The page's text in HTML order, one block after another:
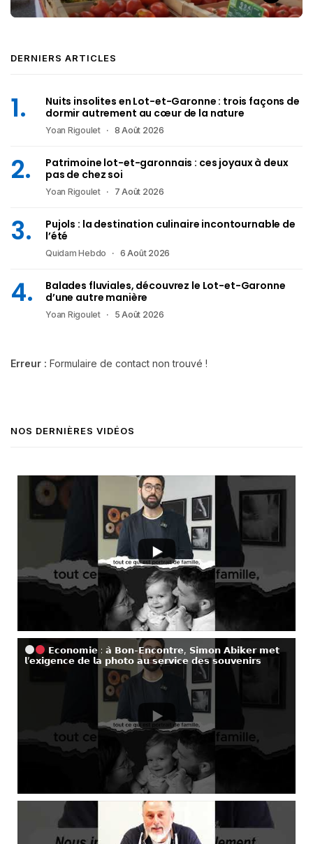
DERNIERS ARTICLES
Nuits insolites en Lot-et-Garonne : trois façons de
dormir autrement au cœur de la nature
Yoan Rigoulet 8 Août 2026
Patrimoine lot-et-garonnais : ces joyaux à deux
pas de chez soi
Yoan Rigoulet 7 Août 2026
Pujols : la destination culinaire incontournable de
l’été
Quidam Hebdo 6 Août 2026
Balades fluviales, découvrez le Lot-et-Garonne
d’une autre manière
Yoan Rigoulet 5 Août 2026
Erreur : Formulaire de contact non trouvé !
NOS DERNIÈRES VIDÉOS
𝗘𝗰𝗼𝗻𝗼𝗺𝗶𝗲 : 𝗮̀ 𝗕𝗼𝗻-𝗘𝗻𝗰𝗼𝗻𝘁𝗿𝗲, 𝗦𝗶𝗺𝗼𝗻 𝗔𝗯𝗶𝗸𝗲𝗿 𝗺𝗲𝘁
𝗹’𝗲𝘅𝗶𝗴𝗲𝗻𝗰𝗲 𝗱𝗲 𝗹𝗮 𝗽𝗵𝗼𝘁𝗼 𝗮𝘂 𝘀𝗲𝗿𝘃𝗶𝗰𝗲 𝗱𝗲𝘀 𝘀𝗼𝘂𝘃𝗲𝗻𝗶𝗿𝘀